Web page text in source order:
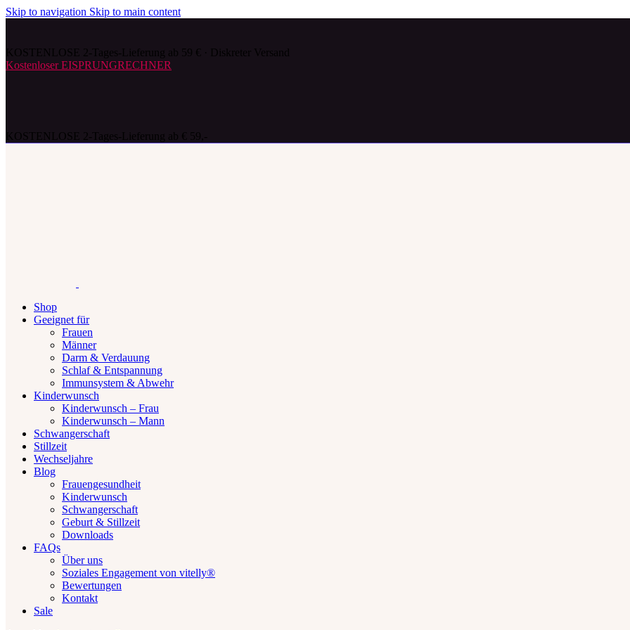
Skip to navigation Skip to main content
Kostenloser EISPRUNGRECHNER
Shop
Geeignet für
Frauen
Männer
Darm & Verdauung
Schlaf & Entspannung
Immunsystem & Abwehr
Kinderwunsch
Kinderwunsch – Frau
Kinderwunsch – Mann
Schwangerschaft
Stillzeit
Wechseljahre
Blog
Frauengesundheit
Kinderwunsch
Schwangerschaft
Geburt & Stillzeit
Downloads
FAQs
Über uns
Soziales Engagement von vitelly®
Bewertungen
Kontakt
Sale